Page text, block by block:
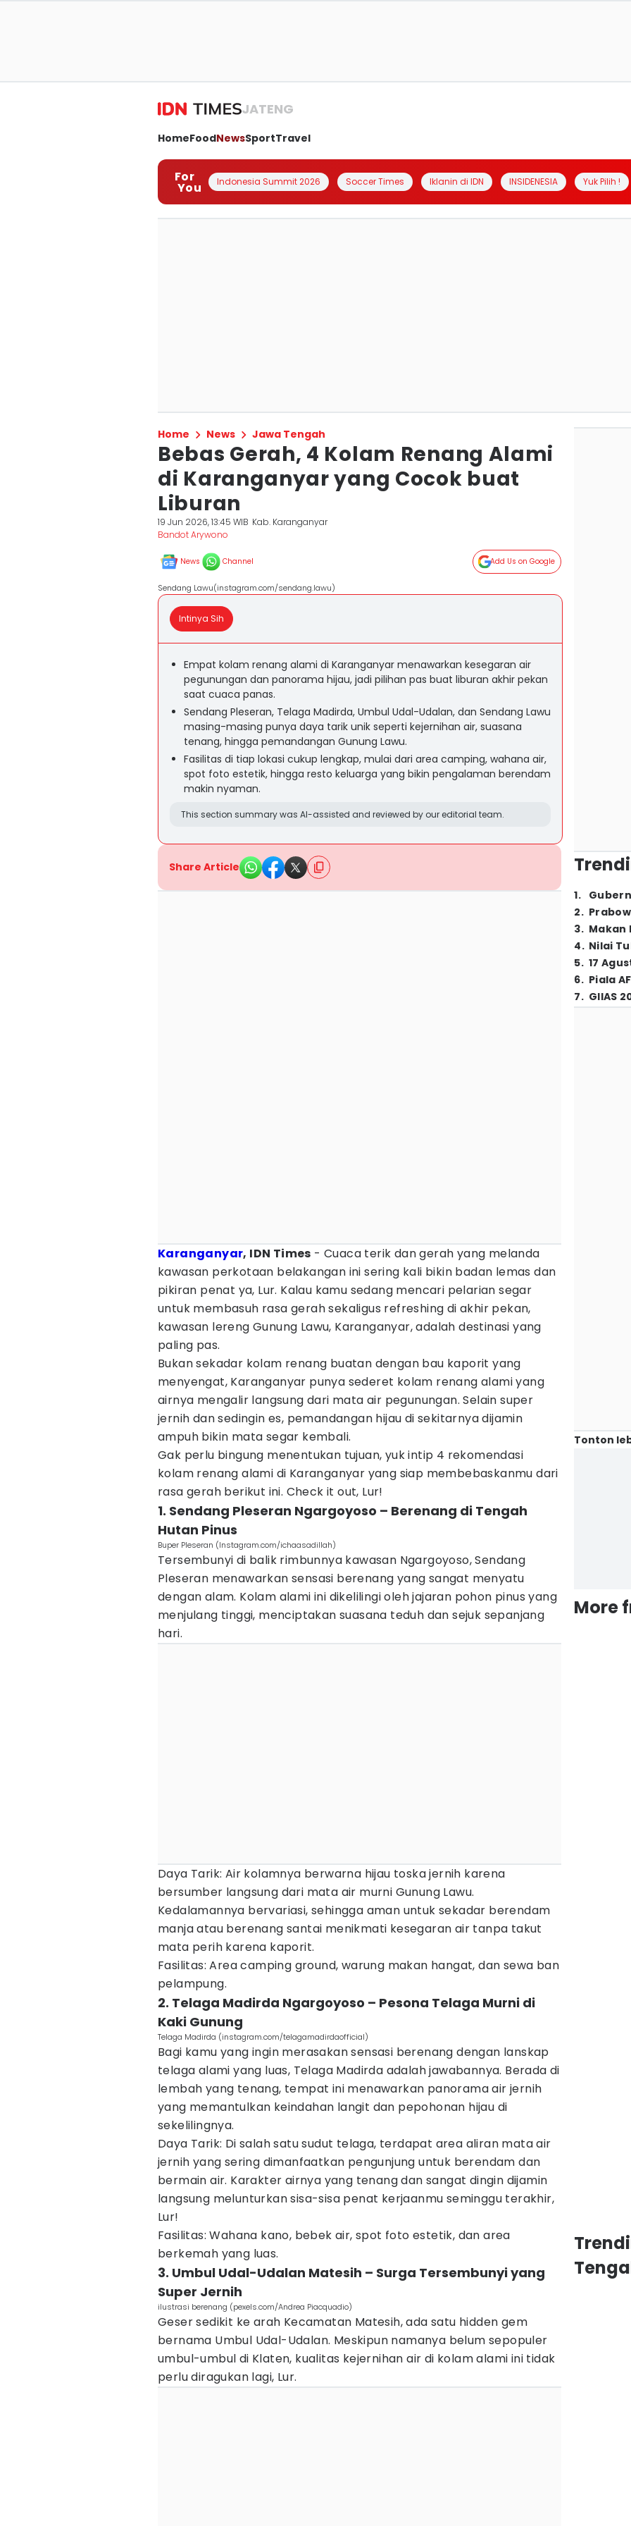
JATENG
HomeFoodNewsSportTravel
For
You Indonesia Summit 2026 Soccer Times Iklanin di IDN INSIDENESIA Yuk Pilih !
Home News Jawa Tengah
Bebas Gerah, 4 Kolam Renang Alami
di Karanganyar yang Cocok buat
Liburan
19 Jun 2026, 13:45 WIB Kab. Karanganyar
Bandot Arywono
News Channel Add Us on Google
Sendang Lawu(instagram.com/sendang.lawu)
Intinya Sih
Empat kolam renang alami di Karanganyar menawarkan kesegaran air
pegunungan dan panorama hijau, jadi pilihan pas buat liburan akhir pekan
saat cuaca panas.
Sendang Pleseran, Telaga Madirda, Umbul Udal-Udalan, dan Sendang Lawu
masing-masing punya daya tarik unik seperti kejernihan air, suasana
tenang, hingga pemandangan Gunung Lawu.
Fasilitas di tiap lokasi cukup lengkap, mulai dari area camping, wahana air,
spot foto estetik, hingga resto keluarga yang bikin pengalaman berendam
makin nyaman.
This section summary was AI-assisted and reviewed by our editorial team.
Share Article
Karanganyar, IDN Times - Cuaca terik dan gerah yang melanda
kawasan perkotaan belakangan ini sering kali bikin badan lemas dan
pikiran penat ya, Lur. Kalau kamu sedang mencari pelarian segar
untuk membasuh rasa gerah sekaligus refreshing di akhir pekan,
kawasan lereng Gunung Lawu, Karanganyar, adalah destinasi yang
paling pas.
Bukan sekadar kolam renang buatan dengan bau kaporit yang
menyengat, Karanganyar punya sederet kolam renang alami yang
airnya mengalir langsung dari mata air pegunungan. Selain super
jernih dan sedingin es, pemandangan hijau di sekitarnya dijamin
ampuh bikin mata segar kembali.
Gak perlu bingung menentukan tujuan, yuk intip 4 rekomendasi
kolam renang alami di Karanganyar yang siap membebaskanmu dari
rasa gerah berikut ini. Check it out, Lur!
1. Sendang Pleseran Ngargoyoso – Berenang di Tengah
Hutan Pinus
Buper Pleseran (Instagram.com/ichaasadillah)
Tersembunyi di balik rimbunnya kawasan Ngargoyoso, Sendang
Pleseran menawarkan sensasi berenang yang sangat menyatu
dengan alam. Kolam alami ini dikelilingi oleh jajaran pohon pinus yang
menjulang tinggi, menciptakan suasana teduh dan sejuk sepanjang
hari.
Daya Tarik: Air kolamnya berwarna hijau toska jernih karena
bersumber langsung dari mata air murni Gunung Lawu.
Kedalamannya bervariasi, sehingga aman untuk sekadar berendam
manja atau berenang santai menikmati kesegaran air tanpa takut
mata perih karena kaporit.
Fasilitas: Area camping ground, warung makan hangat, dan sewa ban
pelampung.
2. Telaga Madirda Ngargoyoso – Pesona Telaga Murni di
Kaki Gunung
Telaga Madirda (instagram.com/telagamadirdaofficial)
Bagi kamu yang ingin merasakan sensasi berenang dengan lanskap
telaga alami yang luas, Telaga Madirda adalah jawabannya. Berada di
lembah yang tenang, tempat ini menawarkan panorama air jernih
yang memantulkan keindahan langit dan pepohonan hijau di
sekelilingnya.
Daya Tarik: Di salah satu sudut telaga, terdapat area aliran mata air
jernih yang sering dimanfaatkan pengunjung untuk berendam dan
bermain air. Karakter airnya yang tenang dan sangat dingin dijamin
langsung melunturkan sisa-sisa penat kerjaanmu seminggu terakhir,
Lur!
Fasilitas: Wahana kano, bebek air, spot foto estetik, dan area
berkemah yang luas.
3. Umbul Udal-Udalan Matesih – Surga Tersembunyi yang
Super Jernih
ilustrasi berenang (pexels.com/Andrea Piacquadio)
Geser sedikit ke arah Kecamatan Matesih, ada satu hidden gem
bernama Umbul Udal-Udalan. Meskipun namanya belum sepopuler
umbul-umbul di Klaten, kualitas kejernihan air di kolam alami ini tidak
perlu diragukan lagi, Lur.
1.
2.
3. Makan
4. Nilai
5. 17
6. Piala
7. GIIAS
Tonton
More